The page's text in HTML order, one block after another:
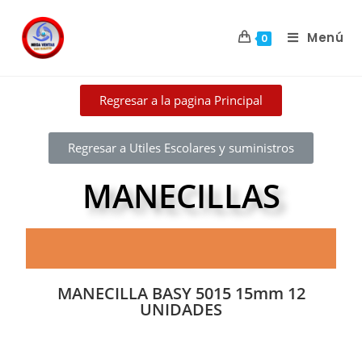
0 Menú
Regresar a la pagina Principal
Regresar a Utiles Escolares y suministros
MANECILLAS
MANECILLA BASY 5015 15mm 12
UNIDADES